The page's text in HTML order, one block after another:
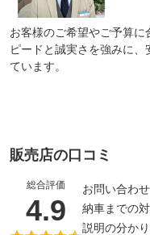
お客様のご希望やご予算
ピードと誠実さを強みに
ています。
販売店の口コミ
総合評価
4.9 （5
お問い合わせ
納車までの
説明の分か